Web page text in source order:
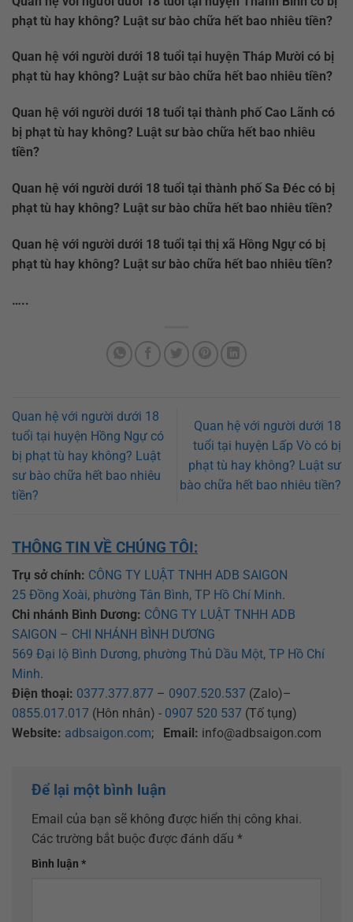
phạt tù hay không? Luật sư bào chữa hết bao nhiêu tiền?
Quan hệ với người dưới 18 tuổi tại huyện Tháp Mười có bị
phạt tù hay không? Luật sư bào chữa hết bao nhiêu tiền?
Quan hệ với người dưới 18 tuổi tại thành phố Cao Lãnh có
bị phạt tù hay không? Luật sư bào chữa hết bao nhiêu
tiền?
Quan hệ với người dưới 18 tuổi tại thành phố Sa Đéc có bị
phạt tù hay không? Luật sư bào chữa hết bao nhiêu tiền?
Quan hệ với người dưới 18 tuổi tại thị xã Hồng Ngự có bị
phạt tù hay không? Luật sư bào chữa hết bao nhiêu tiền?
…..
Quan hệ với người dưới 18
tuổi tại huyện Hồng Ngự có
bị phạt tù hay không? Luật
sư bào chữa hết bao nhiêu
tiền?
Quan hệ với người dưới 18
tuổi tại huyện Lấp Vò có bị
phạt tù hay không? Luật sư
bào chữa hết bao nhiêu tiền?
THÔNG TIN VỀ CHÚNG TÔI:
Trụ sở chính: CÔNG TY LUẬT TNHH ADB SAIGON
25 Đồng Xoài, phường Tân Bình, TP Hồ Chí Minh.
Chi nhánh Bình Dương: CÔNG TY LUẬT TNHH ADB
SAIGON – CHI NHÁNH BÌNH DƯƠNG
569 Đại lộ Bình Dương, phường Thủ Dầu Một, TP Hồ Chí
Minh.
Điện thoại: 0377.377.877 – 0907.520.537 (Zalo)–
0855.017.017 (Hôn nhân) - 0907 520 537 (Tố tụng)
Website: adbsaigon.com; Email: info@adbsaigon.com
Để lại một bình luận
Email của bạn sẽ không được hiển thị công khai.
Các trường bắt buộc được đánh dấu *
Bình luận *